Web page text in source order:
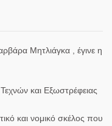
Μητλιάγκα , έγινε η
και Εξωστρέφειας
και νομικό σκέλος που